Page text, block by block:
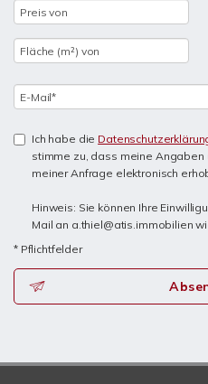
Ich habe die
stimme zu, dass meine Angaben
meiner Anfrage elektronisch
Hinweis: Sie können Ihre
Mail an a.thiel@atis.immobilien
* Pflichtfelder